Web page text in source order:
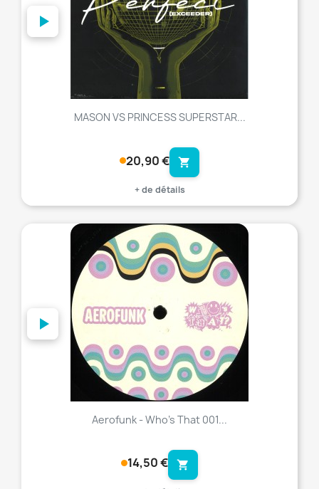
MASON VS PRINCESS SUPERSTAR...
20,90 € shopping_cart
+ de détails
Aerofunk - Who's That 001...
14,50 € shopping_cart